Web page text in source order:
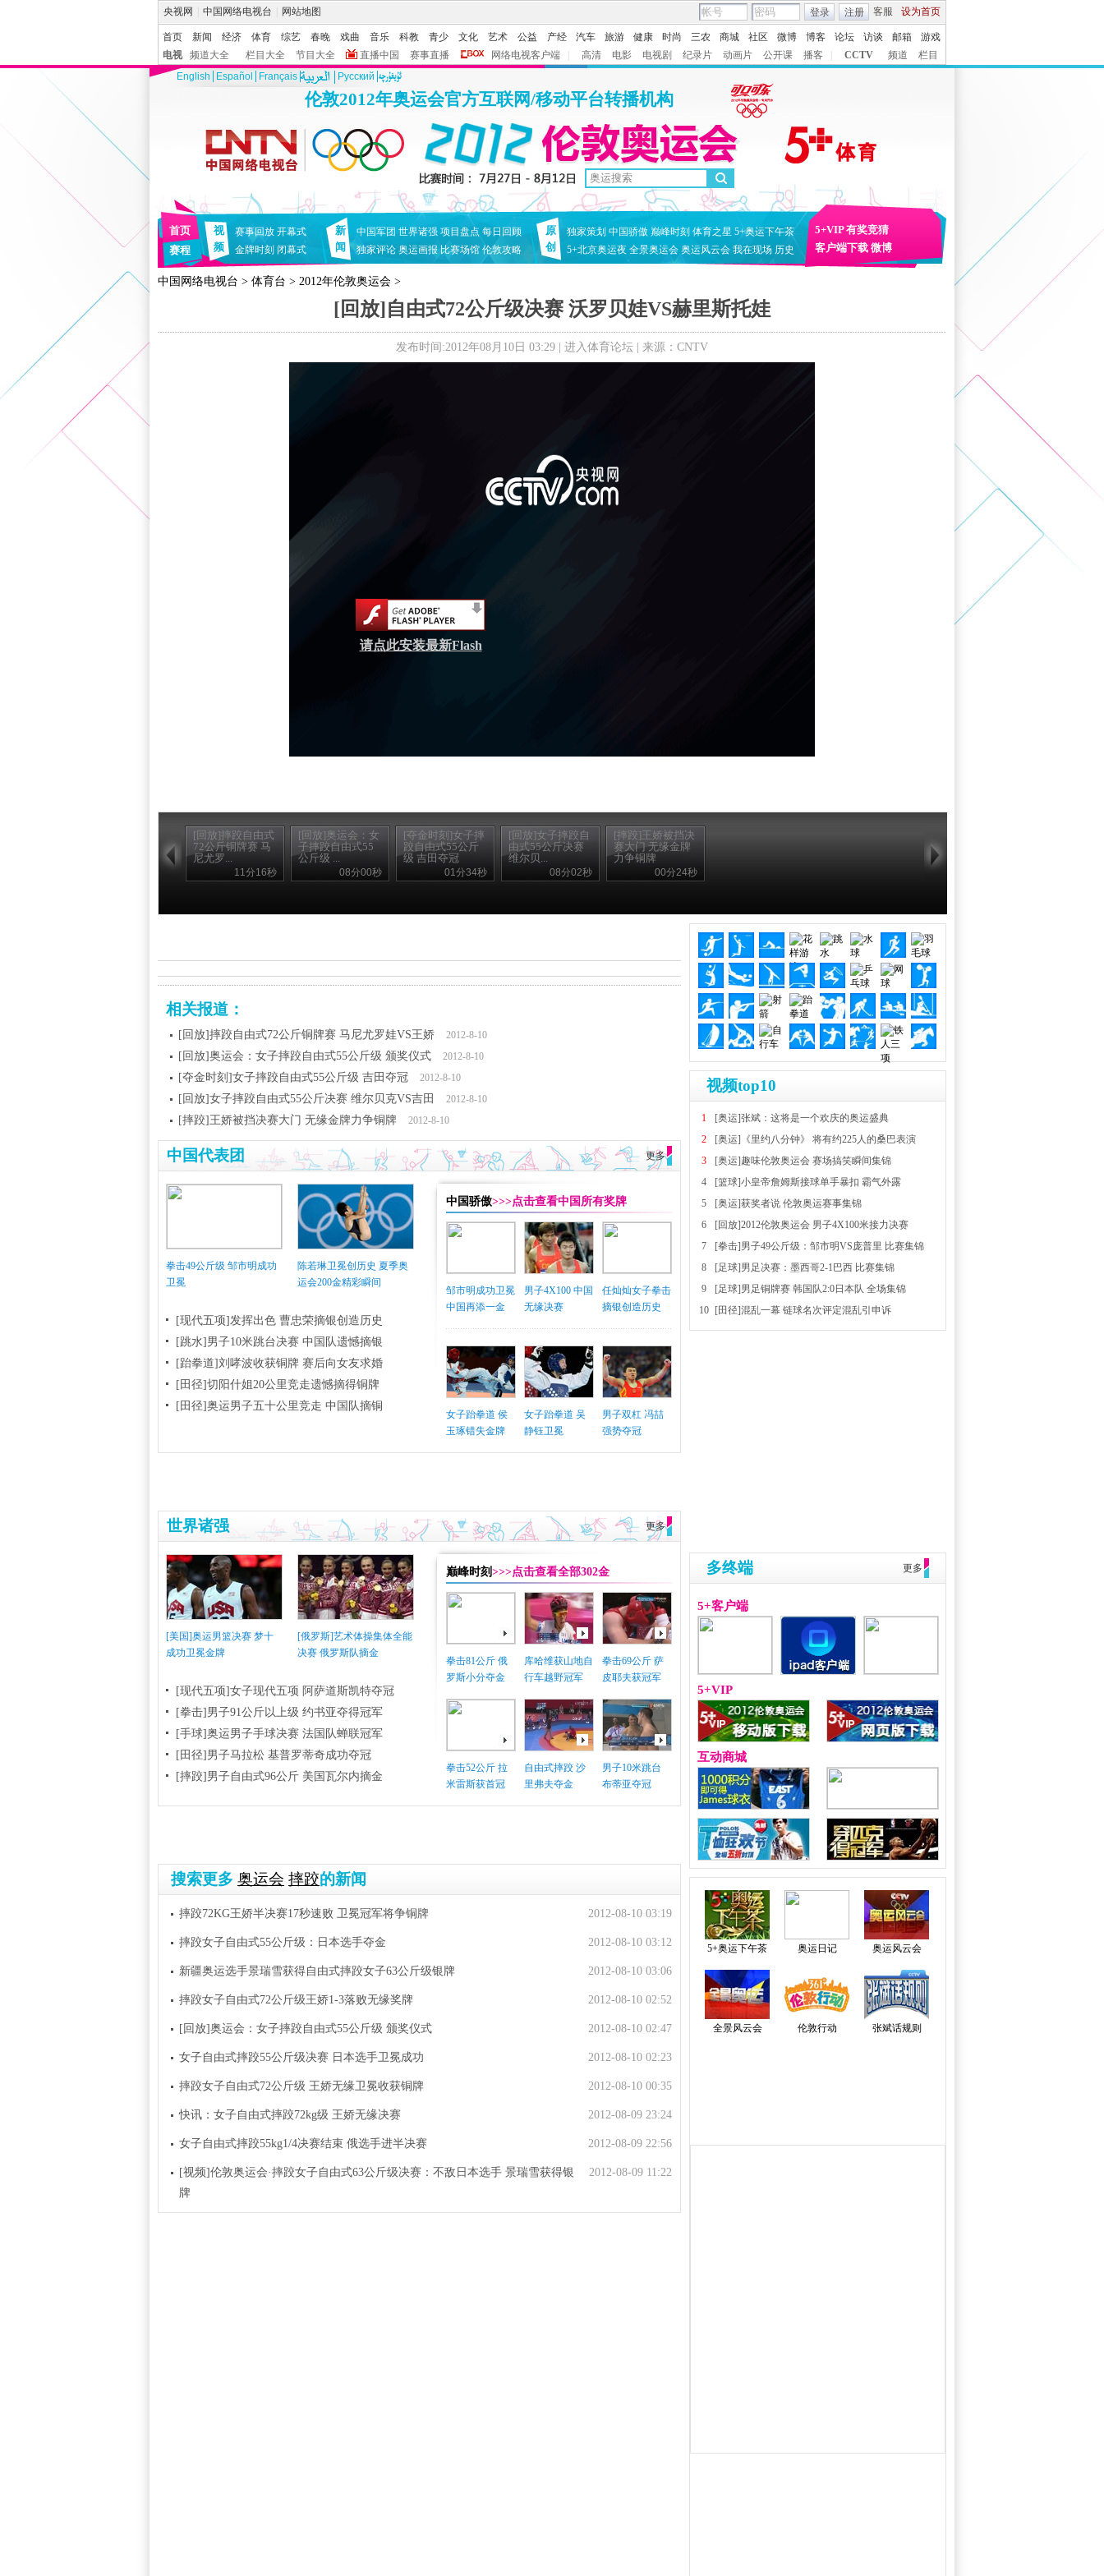
央视网 中国网络电视台 网站地图 客服 设为首页
登录 注册
首页 新闻 经济 体育 综艺 春晚 戏曲 音乐 科教 青少 文化 艺术 公益 产经 汽车 旅游 健康 时尚 三农 商城 社区 微博 博客 论坛 访谈 邮箱
游戏
电视
频道大全 栏目大全 节目大全 直播中国 赛事直播 网络电视客户端 高清 电影 电视剧 纪录片 动画片 公开课 播客 CCTV 频道
栏目
English
Español Français Pусский
伦敦2012年奥运会官方互联网/移动平台转播机构
首页
赛程
视
频
赛事回放 开幕式
金牌时刻 闭幕式
新
闻
中国军团 世界诸强 项目盘点 每日回顾
独家评论 奥运画报 比赛场馆 伦敦攻略
原
创
独家策划 中国骄傲 巅峰时刻 体育之星 5+奥运下午茶
5+北京奥运夜 全景奥运会 奥运风云会 我在现场 历史
5+VIP 有奖竞猜
客户端下载 微博
中国网络电视台 > 体育台 > 2012年伦敦奥运会 >
[回放]自由式72公斤级决赛 沃罗贝娃VS赫里斯托娃
发布时间:2012年08月10日 03:29 | 进入体育论坛 | 来源：CNTV
请点此安装最新Flash
[回放]摔跤自由式
72公斤铜牌赛 马
尼尤罗...
11分16秒
[回放]奥运会：女
子摔跤自由式55
公斤级 ...
08分00秒
[夺金时刻]女子摔
跤自由式55公斤
级 吉田夺冠
01分34秒
[回放]女子摔跤自
由式55公斤决赛
维尔贝...
08分02秒
[摔跤]王娇被挡决
赛大门 无缘金牌
力争铜牌
00分24秒
相关报道：
[回放]摔跤自由式72公斤铜牌赛 马尼尤罗娃VS王娇 2012-8-10
[回放]奥运会：女子摔跤自由式55公斤级 颁奖仪式 2012-8-10
[夺金时刻]女子摔跤自由式55公斤级 吉田夺冠 2012-8-10
[回放]女子摔跤自由式55公斤决赛 维尔贝克VS吉田 2012-8-10
[摔跤]王娇被挡决赛大门 无缘金牌力争铜牌 2012-8-10
中国代表团 更多
拳击49公斤级 邹市明成功
卫冕
陈若琳卫冕创历史 夏季奥
运会200金精彩瞬间
[现代五项]发挥出色 曹忠荣摘银创造历史
[跳水]男子10米跳台决赛 中国队遗憾摘银
[跆拳道]刘哮波收获铜牌 赛后向女友求婚
[田径]切阳什姐20公里竞走遗憾摘得铜牌
[田径]奥运男子五十公里竞走 中国队摘铜
中国骄傲>>>点击查看中国所有奖牌
邹市明成功卫冕
中国再添一金
男子4X100 中国
无缘决赛
任灿灿女子拳击
摘银创造历史
女子跆拳道 侯
玉琢错失金牌
女子跆拳道 吴
静钰卫冕
男子双杠 冯喆
强势夺冠
世界诸强 更多
[美国]奥运男篮决赛 梦十
成功卫冕金牌
[俄罗斯]艺术体操集体全能
决赛 俄罗斯队摘金
[现代五项]女子现代五项 阿萨道斯凯特夺冠
[拳击]男子91公斤以上级 约书亚夺得冠军
[手球]奥运男子手球决赛 法国队蝉联冠军
[田径]男子马拉松 基普罗蒂奇成功夺冠
[摔跤]男子自由式96公斤 美国瓦尔内摘金
巅峰时刻>>>点击查看全部302金
拳击81公斤 俄
罗斯小分夺金
库哈维获山地自
行车越野冠军
拳击69公斤 萨
皮耶夫获冠军
拳击52公斤 拉
米雷斯获首冠
自由式摔跤 沙
里弗夫夺金
男子10米跳台
布蒂亚夺冠
搜索更多 奥运会 摔跤的新闻
2012-08-10 03:19
摔跤72KG王娇半决赛17秒速败 卫冕冠军将争铜牌
2012-08-10 03:12
摔跤女子自由式55公斤级：日本选手夺金
2012-08-10 03:06
新疆奥运选手景瑞雪获得自由式摔跤女子63公斤级银牌
2012-08-10 02:52
摔跤女子自由式72公斤级王娇1-3落败无缘奖牌
2012-08-10 02:47
[回放]奥运会：女子摔跤自由式55公斤级 颁奖仪式
2012-08-10 02:23
女子自由式摔跤55公斤级决赛 日本选手卫冕成功
2012-08-10 00:35
摔跤女子自由式72公斤级 王娇无缘卫冕收获铜牌
2012-08-09 23:24
快讯：女子自由式摔跤72kg级 王娇无缘决赛
2012-08-09 22:56
女子自由式摔跤55kg1/4决赛结束 俄选手进半决赛
2012-08-09 11:22
[视频]伦敦奥运会·摔跤女子自由式63公斤级决赛：不敌日本选手 景瑞雪获得银
牌
视频top10
1
[奥运]张斌：这将是一个欢庆的奥运盛典
2
[奥运]《里约八分钟》 将有约225人的桑巴表演
3
[奥运]趣味伦敦奥运会 赛场搞笑瞬间集锦
4
[篮球]小皇帝詹姆斯接球单手暴扣 霸气外露
5
[奥运]获奖者说 伦敦奥运赛事集锦
6
[回放]2012伦敦奥运会 男子4X100米接力决赛
7
[拳击]男子49公斤级：邹市明VS庞普里 比赛集锦
8
[足球]男足决赛：墨西哥2-1巴西 比赛集锦
9
[足球]男足铜牌赛 韩国队2:0日本队 全场集锦
10
[田径]混乱一幕 链球名次评定混乱引申诉
多终端 更多
5+客户端
5+VIP
互动商城
5+奥运下午茶 奥运日记 奥运风云会
全景风云会 伦敦行动 张斌话规则